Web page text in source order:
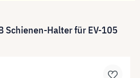
Schienen-Halter für EV-105